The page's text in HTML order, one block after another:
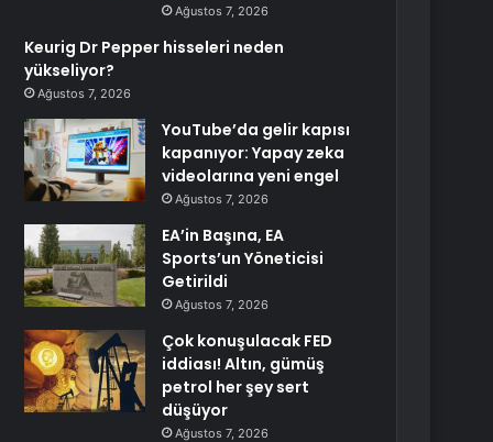
Ağustos 7, 2026
Keurig Dr Pepper hisseleri neden
yükseliyor?
Ağustos 7, 2026
YouTube’da gelir kapısı
kapanıyor: Yapay zeka
videolarına yeni engel
Ağustos 7, 2026
EA’in Başına, EA
Sports’un Yöneticisi
Getirildi
Ağustos 7, 2026
Çok konuşulacak FED
iddiası! Altın, gümüş
petrol her şey sert
düşüyor
Ağustos 7, 2026